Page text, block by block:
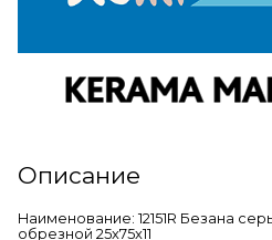
Описание
Наименование: 12151R Безана
обрезной 25x75x11